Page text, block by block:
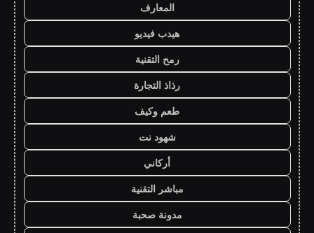
المعارف
هيدب فيديو
رمح التقنية
رذاذ التجارة
طعم وكيف
شهود نت
أركاني
مباشر التقنية
مدونة صحبة